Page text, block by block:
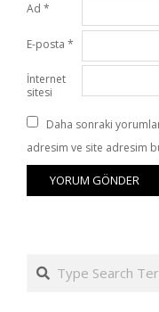
Ad *
E-posta *
İnternet
sitesi
Daha sonraki
adresim ve site adresim
Search